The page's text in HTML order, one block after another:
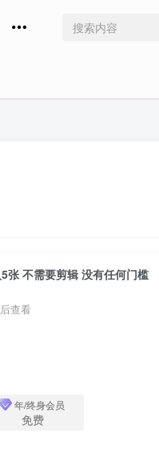
张 不需要剪辑 没有任何门槛
查看
年/终身会员
免费